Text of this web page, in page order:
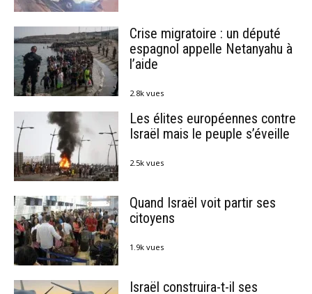
Crise migratoire : un député
espagnol appelle Netanyahu à
l’aide
2.8k vues
Les élites européennes contre
Israël mais le peuple s’éveille
2.5k vues
Quand Israël voit partir ses
citoyens
1.9k vues
Israël construira-t-il ses